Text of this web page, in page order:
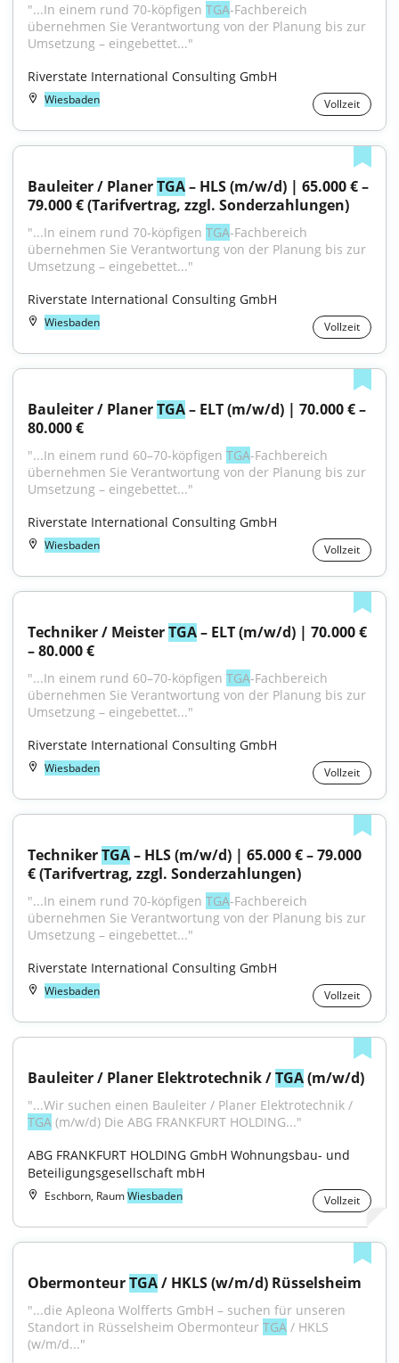
"...In einem rund 70-köpfigen TGA-Fachbereich
übernehmen Sie Verantwortung von der Planung bis zur
Umsetzung – eingebettet..."
Riverstate International Consulting GmbH
Wiesbaden Vollzeit
Bauleiter / Planer TGA – HLS (m/w/d) | 65.000 € –
79.000 € (Tarifvertrag, zzgl. Sonderzahlungen)
"...In einem rund 70-köpfigen TGA-Fachbereich
übernehmen Sie Verantwortung von der Planung bis zur
Umsetzung – eingebettet..."
Riverstate International Consulting GmbH
Wiesbaden Vollzeit
Bauleiter / Planer TGA – ELT (m/w/d) | 70.000 € –
80.000 €
"...In einem rund 60–70-köpfigen TGA-Fachbereich
übernehmen Sie Verantwortung von der Planung bis zur
Umsetzung – eingebettet..."
Riverstate International Consulting GmbH
Wiesbaden Vollzeit
Techniker / Meister TGA – ELT (m/w/d) | 70.000 €
– 80.000 €
"...In einem rund 60–70-köpfigen TGA-Fachbereich
übernehmen Sie Verantwortung von der Planung bis zur
Umsetzung – eingebettet..."
Riverstate International Consulting GmbH
Wiesbaden Vollzeit
Techniker TGA – HLS (m/w/d) | 65.000 € – 79.000
€ (Tarifvertrag, zzgl. Sonderzahlungen)
"...In einem rund 70-köpfigen TGA-Fachbereich
übernehmen Sie Verantwortung von der Planung bis zur
Umsetzung – eingebettet..."
Riverstate International Consulting GmbH
Wiesbaden Vollzeit
Bauleiter / Planer Elektrotechnik / TGA (m/w/d)
TGA (m/w/d) Die ABG FRANKFURT HOLDING..."
ABG FRANKFURT HOLDING GmbH Wohnungsbau- und
Beteiligungsgesellschaft mbH
Eschborn, RaumWiesbaden Vollzeit
Obermonteur TGA / HKLS (w/m/d) Rüsselsheim
"...die Apleona Wolfferts GmbH – suchen für unseren
Standort in Rüsselsheim Obermonteur TGA / HKLS
(w/m/d..."